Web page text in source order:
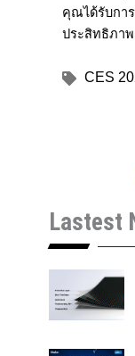
คุณได้รับกา
ประสิทธิภา
CES
Lastest